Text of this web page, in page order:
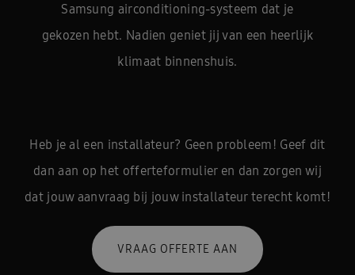
Samsung airconditioning-systeem dat je
gekozen hebt. Nadien geniet jij van een heerlijk
klimaat binnenshuis.
Heb je al een installateur? Geen probleem! Geef dit
dan aan op het offerteformulier en dan zorgen wij
dat jouw aanvraag bij jouw installateur terecht komt!
VRAAG OFFERTE AAN